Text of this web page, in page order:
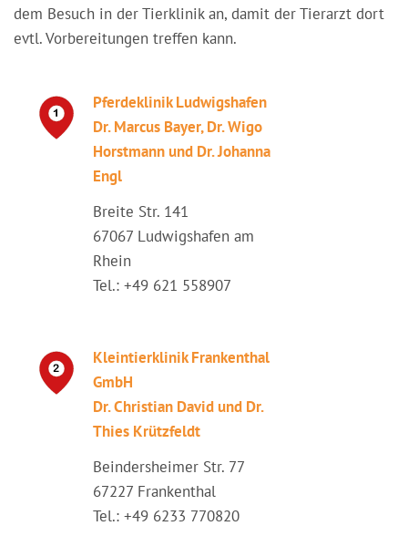
dem Besuch in der Tierklinik an, damit der Tierarzt dort
evtl. Vorbereitungen treffen kann.
Pferdeklinik Ludwigshafen
Dr. Marcus Bayer, Dr. Wigo
Horstmann und Dr. Johanna
Engl
Breite Str. 141
67067 Ludwigshafen am
Rhein
Tel.: +49 621 558907
Kleintierklinik Frankenthal
GmbH
Dr. Christian David und Dr.
Thies Krützfeldt
Beindersheimer Str. 77
67227 Frankenthal
Tel.: +49 6233 770820